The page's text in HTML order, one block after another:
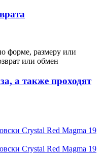
форме, размеру или
или обмен
а также проходят